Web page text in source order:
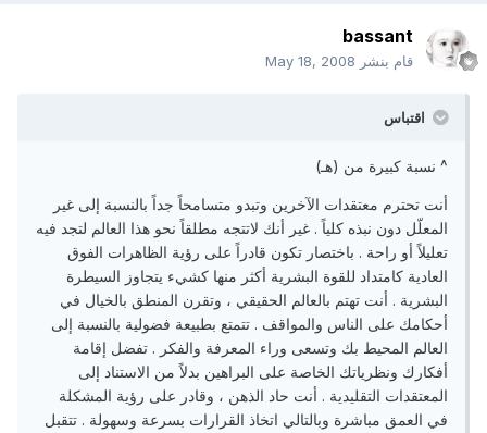
bassant
قام بنشر May 18, 2008
اقتباس
^ نسبة كبيرة من (هـ)
أنت تحترم معتقدات الآخرين وتبدو متسامحاً جداً بالنسبة إلى غير
المعلّل دون نبذه كلياً . غير أنك لاتتجه مطلقاً نحو هذا العالم لتجد فيه
تعليلاً أو راحة . باختصار تكون قادراً على رؤية الظاهرات الفوق
العادية كامتداد للقوة البشرية أكثر منها كشيء يتجاوز السيطرة
البشرية . أنت تهتم بالعالم الحقيقي ، وتقرن المنطق بالخيال في
أحكامك على الناس والمواقف . تتمتع بطبيعة فضولية بالنسبة إلى
العالم المحيط بك وتسعى وراء المعرفة والفكر . تفضل إقامة
أفكارك ونظرياتك الخاصة على البراهين بدلاً من الاستناد إلى
المعتقدات التقليدية . أنت حاد الذهن ، وقادر على رؤية المشكلة
في العمق مباشرة وبالتالي اتخاذ القرارات بسرعة وسهولة . تتقبل